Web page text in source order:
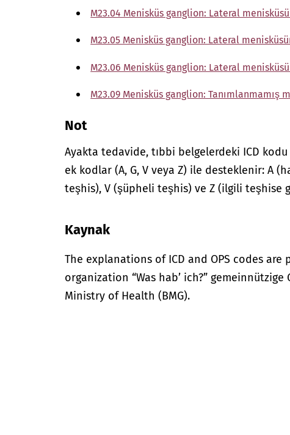
M23.04 Menisküs ganglion: Lateral
M23.05 Menisküs ganglion: Lateral
M23.06 Menisküs ganglion: Lateral
M23.09 Menisküs ganglion: Tanımlanmamış
Not
Ayakta tedavide, tıbbi belgelerdeki ICD
ek kodlar (A, G, V veya Z) ile desteklenir: A
teşhis), V (şüpheli teşhis) ve Z (ilgili teşhise
Kaynak
The explanations of ICD and OPS codes
organization “Was hab’ ich?”
Ministry of Health (BMG).